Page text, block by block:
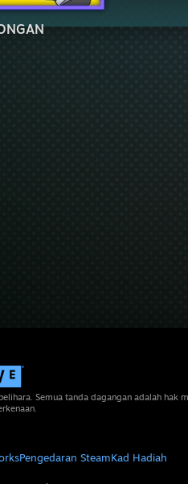
Semua tanda dagangan adalah hak
Pengedaran SteamKad Hadiah